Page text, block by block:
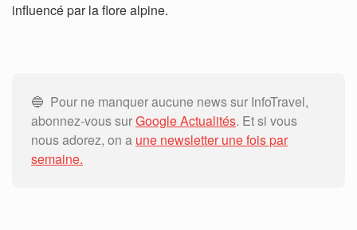
influencé par la flore alpine.
🔵 Pour ne manquer aucune news sur InfoTravel,
abonnez-vous surGoogle Actualités. Et si vous
nous adorez, on a une newsletter une fois par
semaine.